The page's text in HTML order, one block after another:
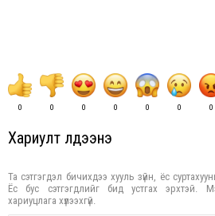
0 0 0 0 0 0 0
Хариулт үлдээнэ үү
Та сэтгэгдэл бичихдээ хууль зүйн, ёс
Ёс бус сэтгэгдлийг бид устгах эрхтэй.
хариуцлага хүлээхгүй.